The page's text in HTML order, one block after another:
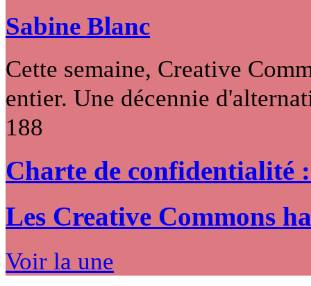
Sabine Blanc
Cette semaine, Creative
entier. Une décennie
188
Charte de confidentialité
Les Creative Commons
Voir la une